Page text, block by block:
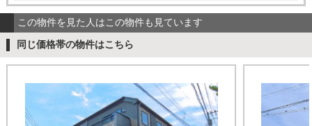
この物件を見た人はこの物件も見ています
同じ価格帯の物件はこちら